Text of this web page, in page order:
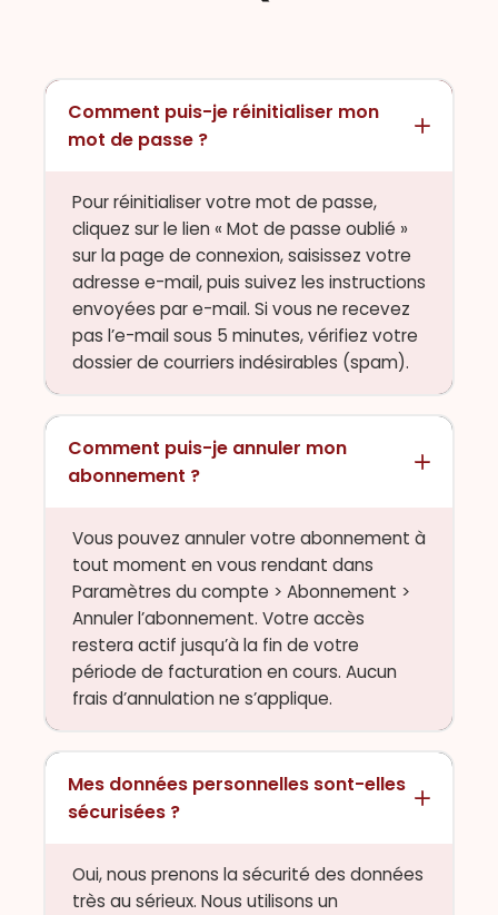
Comment puis-je réinitialiser mon
mot de passe ?
Pour réinitialiser votre mot de passe,
cliquez sur le lien « Mot de passe oublié »
sur la page de connexion, saisissez votre
adresse e-mail, puis suivez les instructions
envoyées par e-mail. Si vous ne recevez
pas l’e-mail sous 5 minutes, vérifiez votre
dossier de courriers indésirables (spam).
Comment puis-je annuler mon
abonnement ?
Vous pouvez annuler votre abonnement à
tout moment en vous rendant dans
Paramètres du compte > Abonnement >
Annuler l’abonnement. Votre accès
restera actif jusqu’à la fin de votre
période de facturation en cours. Aucun
frais d’annulation ne s’applique.
Mes données personnelles sont-elles
sécurisées ?
Oui, nous prenons la sécurité des données
très au sérieux. Nous utilisons un